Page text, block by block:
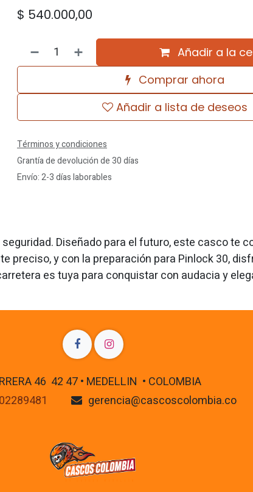
$ 540.000,00
Añadir a la
Comprar ahora
Añadir a lista de deseos
Términos y condiciones
Grantía de devolución de 30 días
Envío: 2-3 días laborables
Diseñado para el futuro, este casco te
y con la preparación para Pinlock 30,
es tuya para conquistar con audacia y
46 42 47 • MEDELLIN • COLOMBIA
gerencia@cascoscolombia.co